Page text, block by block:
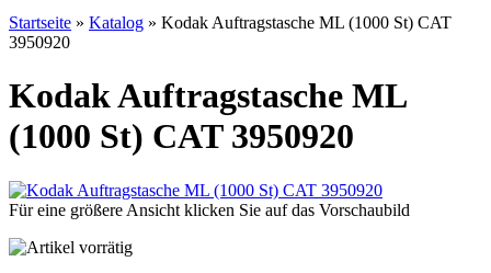
Startseite » Katalog » Kodak Auftragstasche ML (1000 St) CAT
3950920
Kodak Auftragstasche ML
(1000 St) CAT 3950920
Für eine größere Ansicht klicken Sie auf das Vorschaubild